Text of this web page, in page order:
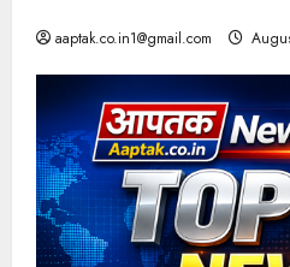
aaptak.co.in1@gmail.com